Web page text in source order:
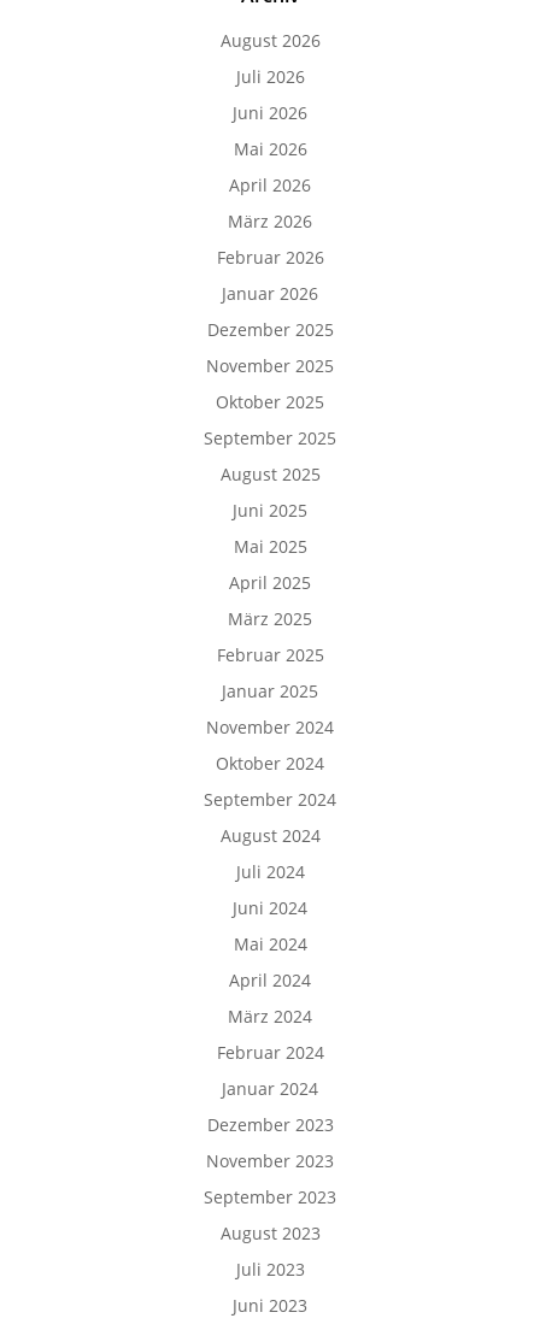
August 2026
Juli 2026
Juni 2026
Mai 2026
April 2026
März 2026
Februar 2026
Januar 2026
Dezember 2025
November 2025
Oktober 2025
September 2025
August 2025
Juni 2025
Mai 2025
April 2025
März 2025
Februar 2025
Januar 2025
November 2024
Oktober 2024
September 2024
August 2024
Juli 2024
Juni 2024
Mai 2024
April 2024
März 2024
Februar 2024
Januar 2024
Dezember 2023
November 2023
September 2023
August 2023
Juli 2023
Juni 2023